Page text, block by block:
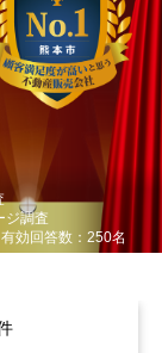
ジ調査
有効回答数：250名